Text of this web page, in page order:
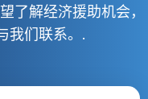
了解经济援助机会，
我们联系。.